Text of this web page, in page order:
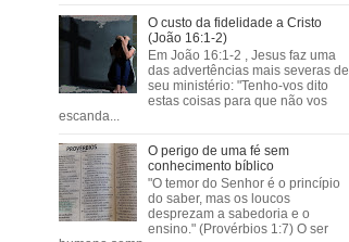
O custo da fidelidade a Cristo
(João 16:1-2)
Em João 16:1-2 , Jesus faz uma
das advertências mais severas de
seu ministério: "Tenho-vos dito
estas coisas para que não vos
escanda...
O perigo de uma fé sem
conhecimento bíblico
"O temor do Senhor é o princípio
do saber, mas os loucos
desprezam a sabedoria e o
ensino." (Provérbios 1:7) O ser